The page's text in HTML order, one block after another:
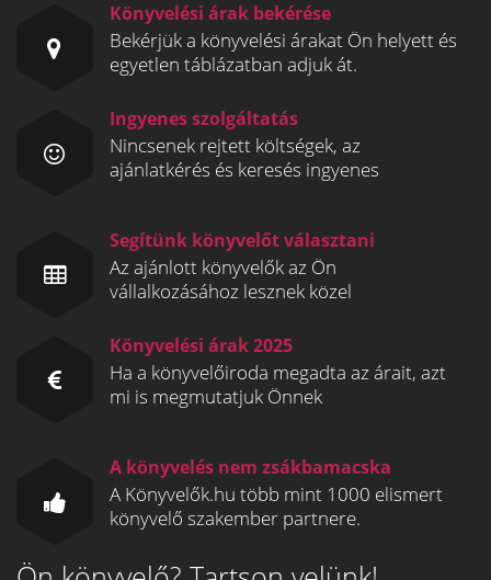
Könyvelési árak bekérése
Bekérjük a könyvelési árakat Ön helyett és
egyetlen táblázatban adjuk át.
Ingyenes szolgáltatás
Nincsenek rejtett költségek, az
ajánlatkérés és keresés ingyenes
Segítünk könyvelőt választani
Az ajánlott könyvelők az Ön
vállalkozásához lesznek közel
Könyvelési árak 2025
Ha a könyvelőiroda megadta az árait, azt
mi is megmutatjuk Önnek
A könyvelés nem zsákbamacska
A Könyvelők.hu több mint 1000 elismert
könyvelő szakember partnere.